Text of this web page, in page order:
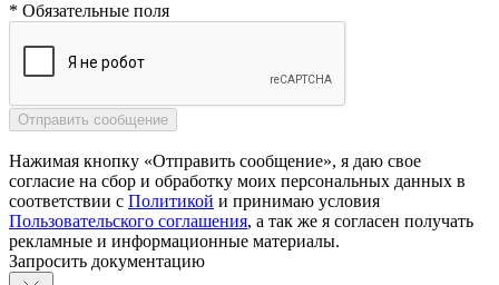
* Обязательные поля
Нажимая кнопку «Отправить сообщение», я даю свое
согласие на сбор и обработку моих персональных данных в
соответствии с Политикой и принимаю условия
Пользовательского соглашения, а так же я согласен получать
рекламные и информационные материалы.
Запросить документацию